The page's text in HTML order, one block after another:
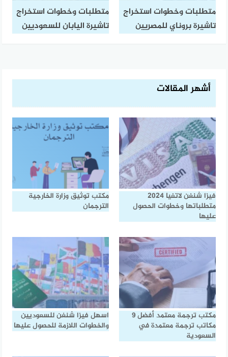
متطلبات وخطوات استخراج
تاشيرة بروناي للمصريين
متطلبات وخطوات استخراج
تاشيرة اليابان للسعوديين
أشهر المقالات
فيزا شنغن لاتفيا 2024
متطلباتها وخطوات الحصول
عليها
مكتب توثيق وزارة الخارجية
الترجمان
مكتب ترجمة معتمد أفضل 9
مكاتب ترجمة معتمدة في
السعودية
اسهل فيزا شنغن للسعوديين
والخطوات اللازمة للحصول عليها